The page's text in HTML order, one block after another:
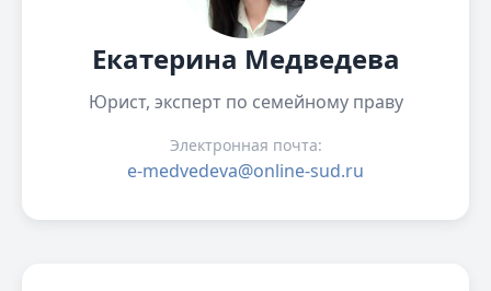
Екатерина Медведева
Юрист, эксперт по семейному праву
Электронная почта:
e-medvedeva@online-sud.ru